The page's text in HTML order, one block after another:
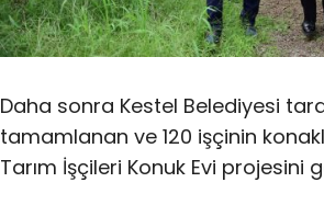
Daha sonra Kestel Belediyesi
tamamlanan ve 120 işçinin
Tarım İşçileri Konuk Evi projesini